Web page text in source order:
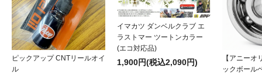
ピックアップ CNTリールオイ
ル
イマカツ ダンベルクラブ エ
ラストマー ツートンカラー
(エコ対応品)
1,900円(税込2,090円)
【アニーオ
ックボール